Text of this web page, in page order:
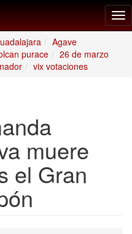
Agave
purace
26 de marzo
vix votaciones
muere
el Gran